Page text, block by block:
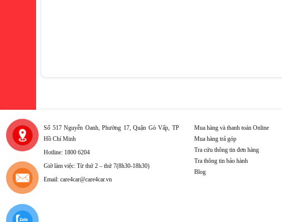
Số 517 Nguyễn Oanh, Phường 17, Quận Gò Vấp, TP
Hồ Chí Minh
Hotline: 1800 6204
Giờ làm việc: Từ thứ 2 – thứ 7(8h30-18h30)
Email: care4car@care4car.vn
Mua hàng và thanh toán Online
Mua hàng trả góp
Tra cứu thông tin đơn hàng
Tra thông tin bảo hành
Blog